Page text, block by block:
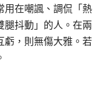
用在嘲諷、調侃「熱
腿抖動」的人。在兩
虧，則無傷大雅。若